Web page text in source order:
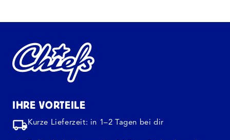
IHRE VORTEILE
Kurze Lieferzeit: in 1–2 Tagen bei dir